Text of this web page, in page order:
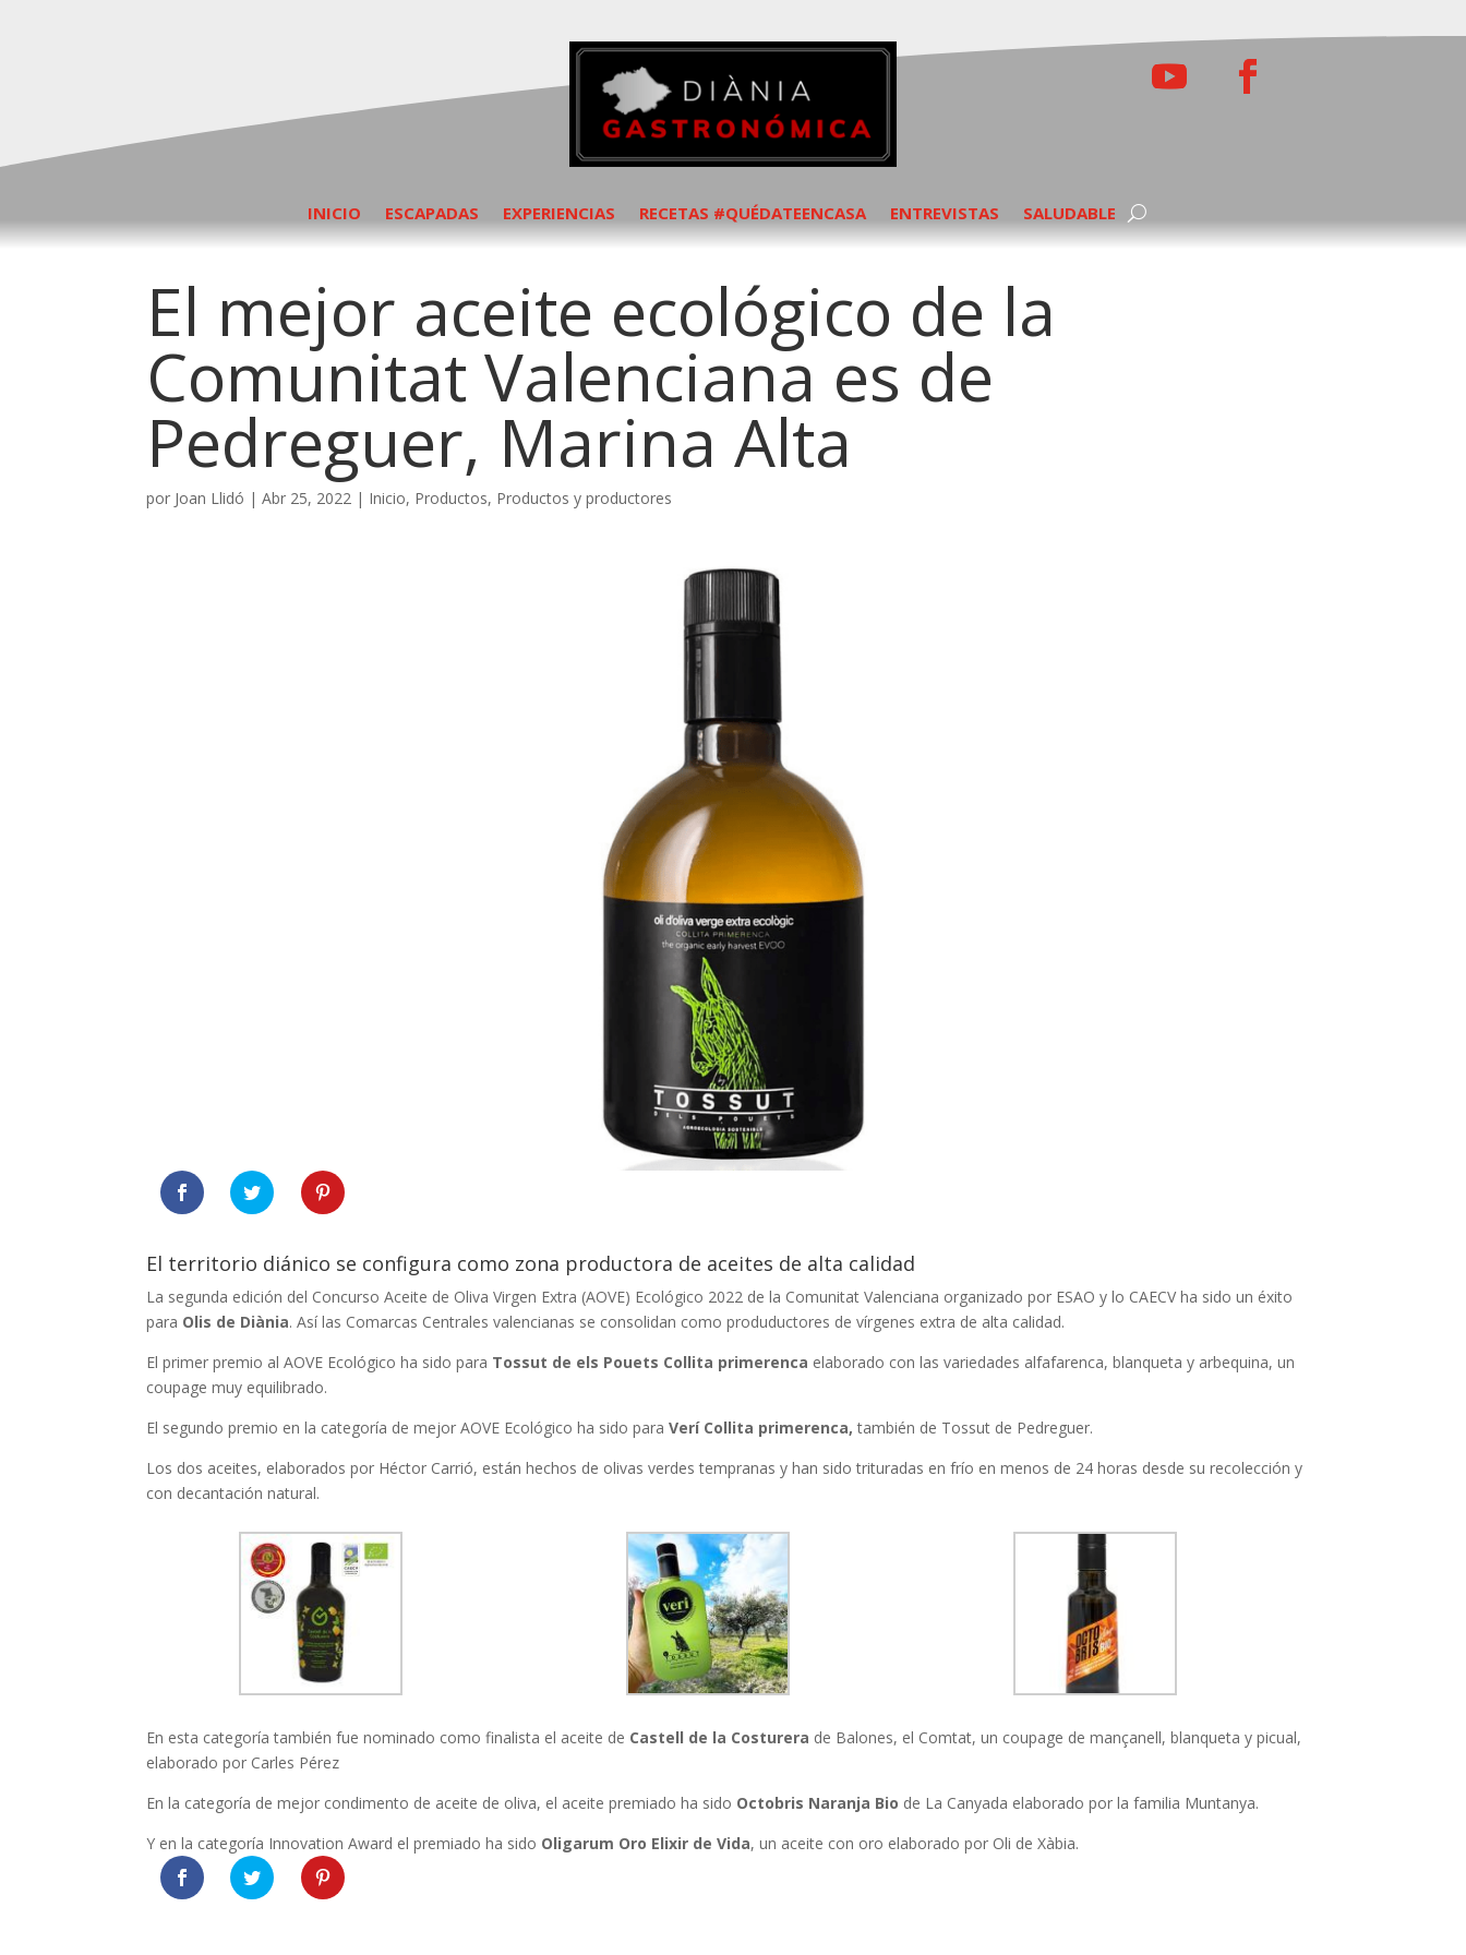
INICIO ESCAPADAS EXPERIENCIAS RECETAS #QUÉDATEENCASA ENTREVISTAS SALUDABLE
El mejor aceite ecológico de la
Comunitat Valenciana es de
Pedreguer, Marina Alta
por Joan Llidó |Abr 25, 2022 | Inicio, Productos, Productos y productores
El territorio diánico se configura como zona productora de aceites de alta calidad
La segunda edición del Concurso Aceite de Oliva Virgen Extra (AOVE) Ecológico 2022 de la Comunitat Valenciana organizado por ESAO y lo CAECV ha sido un éxito
para Olis de Diània. Así las Comarcas Centrales valencianas se consolidan como produductores de vírgenes extra de alta calidad.
El primer premio al AOVE Ecológico ha sido para Tossut de els Pouets Collita primerenca elaborado con las variedades alfafarenca, blanqueta y arbequina, un
coupage muy equilibrado.
El segundo premio en la categoría de mejor AOVE Ecológico ha sido paraVerí Collita primerenca, también de Tossut de Pedreguer.
Los dos aceites, elaborados por Héctor Carrió, están hechos de olivas verdes tempranas y han sido trituradas en frío en menos de 24 horas desde su recolección y
con decantación natural.
En esta categoría también fue nominado como finalista el aceite de Castell de la Costurera de Balones, el Comtat, un coupage de mançanell, blanqueta y picual,
elaborado por Carles Pérez
En la categoría de mejor condimento de aceite de oliva, el aceite premiado ha sido Octobris Naranja Bio de La Canyada elaborado por la familia Muntanya.
Y en la categoría Innovation Award el premiado ha sido Oligarum Oro Elixir de Vida, un aceite con oro elaborado por Oli de Xàbia.